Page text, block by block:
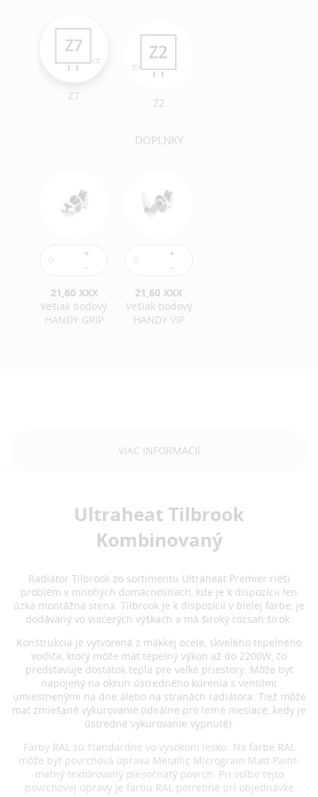
Z7 Z2
DOPLNKY
21,60 XXX
Vešiak bodový
HANDY GRIP
21,60 XXX
Vešiak bodový
HANDY VIP
VIAC INFORMÁCIÍ
Ultraheat Tilbrook
Kombinovaný
Radiátor Tilbrook zo sortimentu Ultraheat Premier rieši
problém v mnohých domácnostiach, kde je k dispozícii len
úzka montážna stena. Tilbrook je k dispozícii v bielej farbe, je
dodávaný vo viacerých výškach a má široký rozsah šírok.
Konštrukcia je vytvorená z mäkkej ocele, skvelého tepelného
vodiča, ktorý môže mať tepelný výkon až do 2200W, čo
predstavuje dostatok tepla pre veľké priestory. Môže byť
napojený na okruh ústredného kúrenia s ventilmi
umiestnenými na dne alebo na stranách radiátora. Tiež môže
mať zmiešané vykurovanie (ideálne pre letné mesiace, kedy je
ústredné vykurovanie vypnuté).
Farby RAL sú štandardne vo vysokom lesku. Na farbe RAL
môže byť povrchová úprava Metallic Micrograin Matt Paint-
matný textúrovaný piesočnatý povrch. Pri voľbe tejto
povrchovej úpravy je farbu RAL potrebné pri objednávke